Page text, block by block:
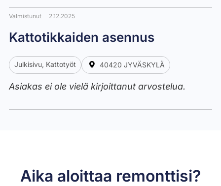
Valmistunut 2.12.2025
Kattotikkaiden asennus
Julkisivu, Kattotyöt 40420 JYVÄSKYLÄ
Asiakas ei ole vielä kirjoittanut arvostelua.
Aika aloittaa remonttisi?